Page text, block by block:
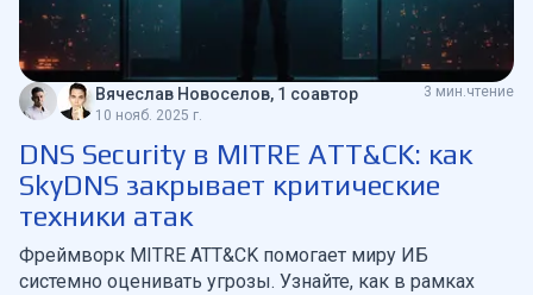
Вячеслав Новоселов, 1 соавтор
10 нояб. 2025 г.
3 мин.чтение
DNS Security в MITRE ATT&CK: как
SkyDNS закрывает критические
техники атак
Фреймворк MITRE ATT&CK помогает миру ИБ
системно оценивать угрозы. Узнайте, как в рамках